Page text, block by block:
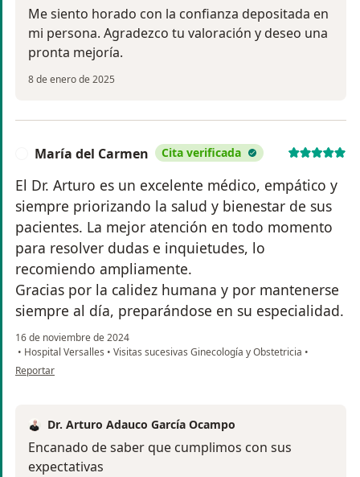
Me siento horado con la confianza depositada en
mi persona. Agradezco tu valoración y deseo una
pronta mejoría.
8 de enero de 2025
María del Carmen Cita verificada
El Dr. Arturo es un excelente médico, empático y
siempre priorizando la salud y bienestar de sus
pacientes. La mejor atención en todo momento
para resolver dudas e inquietudes, lo
recomiendo ampliamente.
Gracias por la calidez humana y por mantenerse
siempre al día, preparándose en su especialidad.
16 de noviembre de 2024
• Hospital Versalles • Visitas sucesivas Ginecología y Obstetricia •
en opinión del usuario María del Carmen
Reportar
Dr. Arturo Adauco García Ocampo
Encanado de saber que cumplimos con sus
expectativas